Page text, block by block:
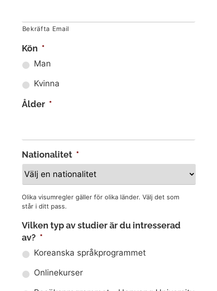
Bekräfta Email
Kön *
Man
Kvinna
Ålder *
Nationalitet *
Olika visumregler gäller för olika länder. Välj det som
står i ditt pass.
Vilken typ av studier är du intresserad
av? *
Koreanska språkprogrammet
Onlinekurser